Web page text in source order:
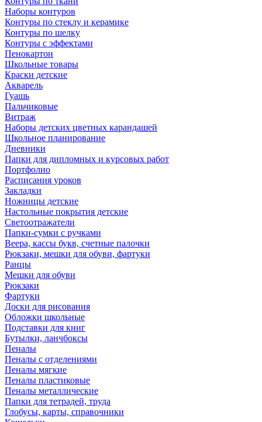
Наборы контуров
Контуры по стеклу и керамике
Контуры по шелку
Контуры с эффектами
Пенокартон
Школьные товары
Краски детские
Акварель
Гуашь
Пальчиковые
Витраж
Наборы детских цветных карандашей
Школьное планирование
Дневники
Папки для дипломных и курсовых работ
Портфолио
Расписания уроков
Закладки
Ножницы детские
Настольные покрытия детские
Светоотражатели
Папки-сумки с ручками
Веера, кассы букв, счетные палочки
Рюкзаки, мешки для обуви, фартуки
Ранцы
Мешки для обуви
Рюкзаки
Фартуки
Доски для рисования
Обложки школьные
Подставки для книг
Бутылки, ланчбоксы
Пеналы
Пеналы с отделениями
Пеналы мягкие
Пеналы пластиковые
Пеналы металлические
Папки для тетрадей, труда
Глобусы, карты, справочники